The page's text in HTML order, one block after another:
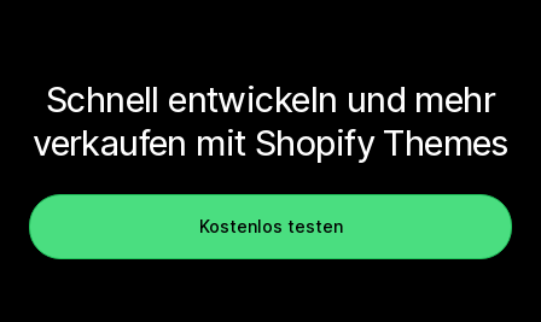
Schnell entwickeln und mehr
verkaufen mit Shopify Themes
Kostenlos testen